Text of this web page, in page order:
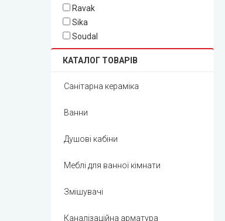
Ravak
Sika
Soudal
КАТАЛОГ ТОВАРІВ
Санітарна кераміка
Ванни
Душові кабіни
Меблі для ванної кімнати
Змішувачі
Каналізаційна арматура